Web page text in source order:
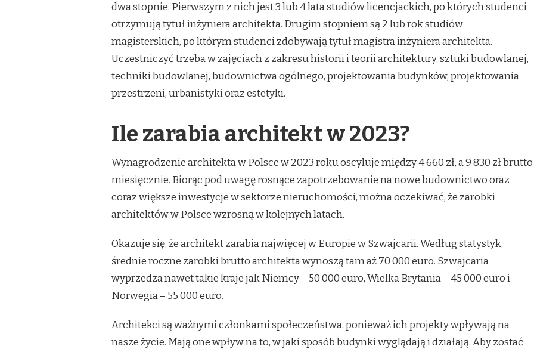
dwa stopnie. Pierwszym z nich jest 3 lub 4 lata studiów licencjackich, po których studenci
otrzymują tytuł inżyniera architekta. Drugim stopniem są 2 lub rok studiów
magisterskich, po którym studenci zdobywają tytuł magistra inżyniera architekta.
Uczestniczyć trzeba w zajęciach z zakresu historii i teorii architektury, sztuki budowlanej,
techniki budowlanej, budownictwa ogólnego, projektowania budynków, projektowania
przestrzeni, urbanistyki oraz estetyki.
Ile zarabia architekt w 2023?
Wynagrodzenie architekta w Polsce w 2023 roku oscyluje między 4 660 zł, a 9 830 zł brutto
miesięcznie. Biorąc pod uwagę rosnące zapotrzebowanie na nowe budownictwo oraz
coraz większe inwestycje w sektorze nieruchomości, można oczekiwać, że zarobki
architektów w Polsce wzrosną w kolejnych latach.
Okazuje się, że architekt zarabia najwięcej w Europie w Szwajcarii. Według statystyk,
średnie roczne zarobki brutto architekta wynoszą tam aż 70 000 euro. Szwajcaria
wyprzedza nawet takie kraje jak Niemcy – 50 000 euro, Wielka Brytania – 45 000 euro i
Norwegia – 55 000 euro.
Architekci są ważnymi członkami społeczeństwa, ponieważ ich projekty wpływają na
nasze życie. Mają one wpływ na to, w jaki sposób budynki wyglądają i działają. Aby zostać